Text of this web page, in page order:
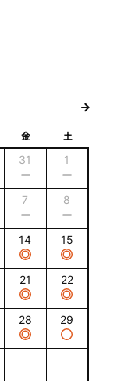
金
土
31 1
7 8
14 15
21 22
28 29